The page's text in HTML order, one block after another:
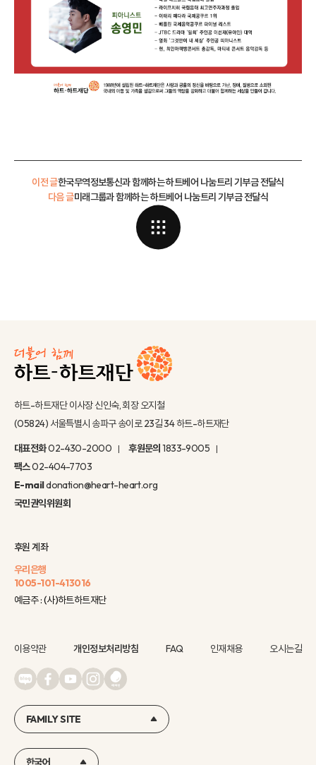
이전 글한국무역정보통신과 함께하는 하트베어 나눔트리 기부금 전달식
미래그룹과 함께하는 하트베어 나눔트리 기부금 전달식
다음 글
하트-하트재단 이사장 신인숙, 회장 오지철
(05824) 서울특별시 송파구 송이로 23길 34 하트-하트재단
대표전화02-430-2000 후원문의1833-9005
팩스02-404-7703
E-maildonation@heart-heart.org
국민권익위원회
후원 계좌
우리은행
1005-101-413016
예금주 : (사)하트하트재단
이용약관 개인정보처리방침 FAQ 인재채용 오시는길
FAMILY SITE
한국어